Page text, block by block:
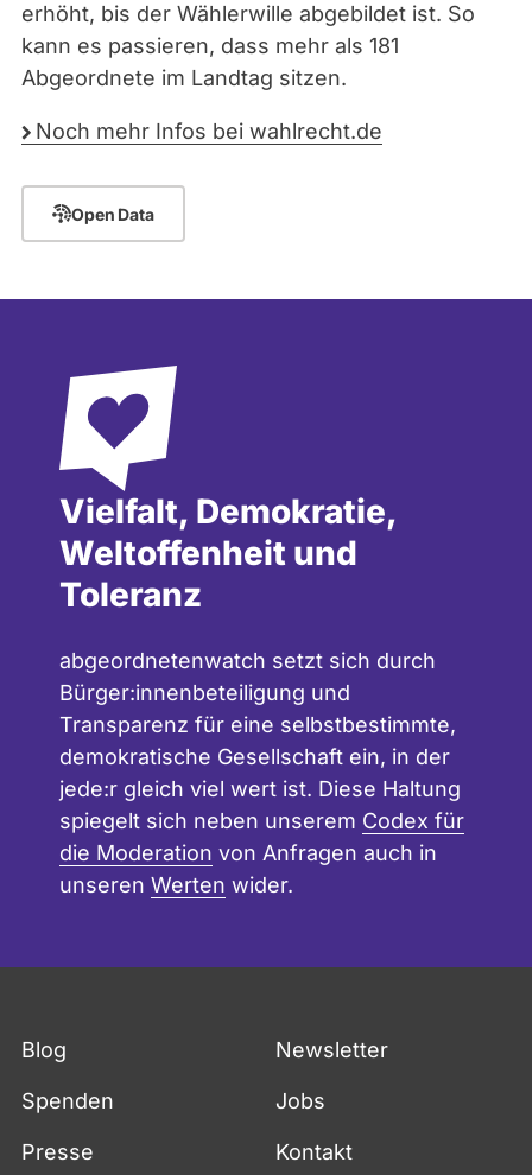
erhöht, bis der Wählerwille abgebildet ist. So
kann es passieren, dass mehr als 181
Abgeordnete im Landtag sitzen.
Noch mehr Infos bei wahlrecht.de
Open Data
Vielfalt, Demokratie,
Weltoffenheit und
Toleranz
abgeordnetenwatch setzt sich durch
Bürger:innenbeteiligung und
Transparenz für eine selbstbestimmte,
demokratische Gesellschaft ein, in der
jede:r gleich viel wert ist. Diese Haltung
spiegelt sich neben unserem Codex für
die Moderation von Anfragen auch in
unseren Werten wider.
Blog Newsletter
Spenden Jobs
Presse Kontakt